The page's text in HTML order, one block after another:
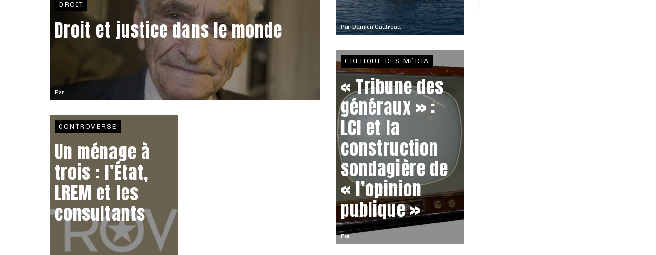
Par
DROIT
Droit et justice dans le monde ParDamien Gautreau
Par
CRITIQUE DES MÉDIA
« Tribune des
généraux » :
LCI et la
construction
sondagière de
« l’opinion
publique »
CONTROVERSE
Un ménage à
trois : l’État,
LREM et les
consultants